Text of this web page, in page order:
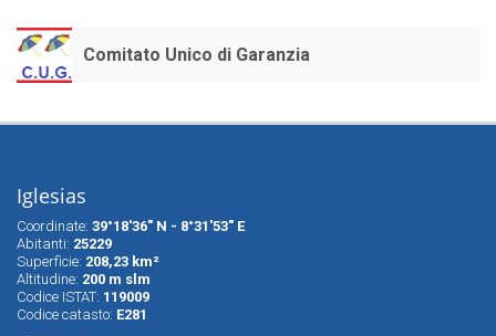
Comitato Unico di Garanzia
Iglesias
Coordinate: 39°18'36" N - 8°31'53" E
Abitanti: 25229
Superfìcie: 208,23 km²
Altitudine: 200 m slm
Codice ISTAT: 119009
Codice catasto: E281